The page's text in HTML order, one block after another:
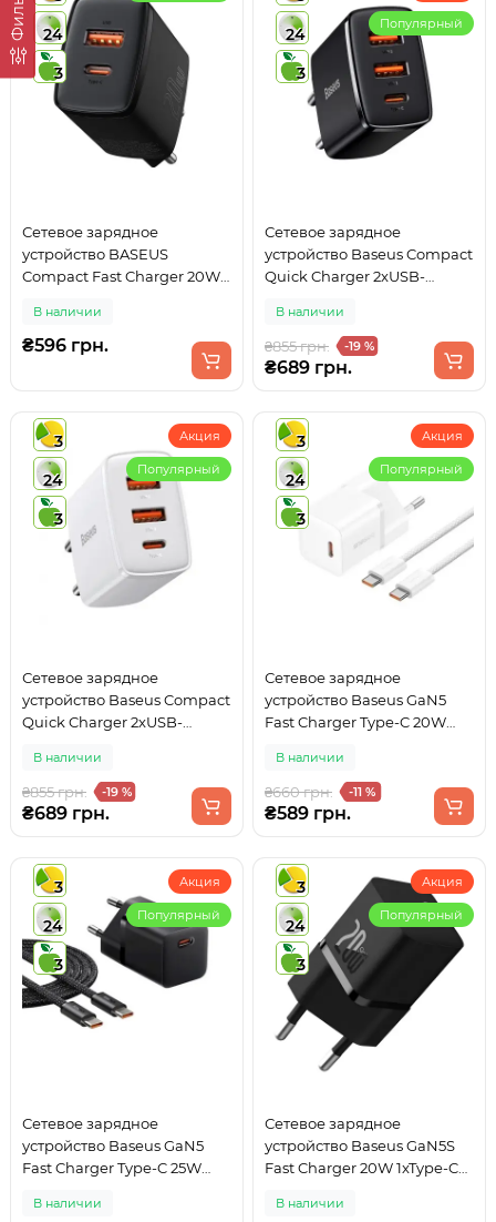
24
3
Сетевое зарядное
устройство BASEUS
Compact Fast Charger 20W
Delivery + QC3.0 Black
(CCXJ-B01)
В наличии
₴596 грн.
24
3
Популярный
Сетевое зарядное
устройство Baseus Compact
Quick Charger 2xUSB-
В наличии
₴855 грн. -19 %
₴689 грн.
3
24
3
Акция
Популярный
Сетевое зарядное
устройство Baseus Compact
Quick Charger 2xUSB-
В наличии
₴855 грн. -19 %
₴689 грн.
3
24
3
Акция
Популярный
Сетевое зарядное
устройство Baseus GaN5
Fast Charger Type-C 20W
(P10110900213-01)
В наличии
₴660 грн. -11 %
₴589 грн.
3
24
3
Акция
Популярный
Сетевое зарядное
устройство Baseus GaN5
Fast Charger Type-C 25W
(P10110909113-01)
В наличии
3
24
3
Акция
Популярный
Сетевое зарядное
устройство Baseus GaN5S
Fast Charger 20W 1xType-C
В наличии